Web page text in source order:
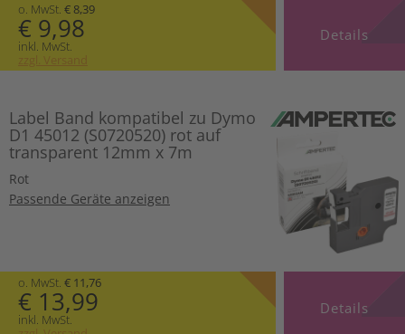
o. MwSt. € 8,39
€ 9,98
inkl. MwSt.
zzgl. Versand
Details
Label Band kompatibel zu Dymo
D1 45012 (S0720520) rot auf
transparent 12mm x 7m
Rot
Passende Geräte anzeigen
o. MwSt. € 11,76
€ 13,99
inkl. MwSt.
Details